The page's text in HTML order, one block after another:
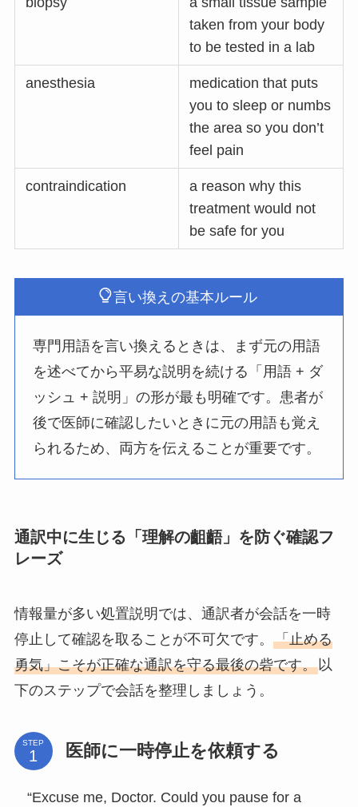
taken from your body
to be tested in a lab
anesthesia
medication that puts
you to sleep or numbs
the area so you don’t
feel pain
contraindication
a reason why this
treatment would not
be safe for you
言い換えの基本ルール
専門用語を言い換えるときは、まず元の用語
を述べてから平易な説明を続ける「用語 + ダ
ッシュ + 説明」の形が最も明確です。患者が
後で医師に確認したいときに元の用語も覚え
られるため、両方を伝えることが重要です。
通訳中に生じる「理解の齟齬」を防ぐ確認フ
レーズ
情報量が多い処置説明では、通訳者が会話を一時
停止して確認を取ることが不可欠です。 「止める
勇気」こそが正確な通訳を守る最後の砦です。以
下のステップで会話を整理しましょう。
STEP 医師に一時停止を依頼する
“Excuse me, Doctor. Could you pause for a